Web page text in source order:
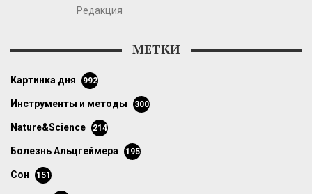
Редакция
МЕТКИ
картинка дня 992
инструменты и методы 300
Nature&Science 214
болезнь Альцгеймера 195
сон 151